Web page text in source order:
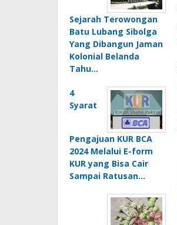
Sejarah Terowongan
Batu Lubang Sibolga
Yang Dibangun Jaman
Kolonial Belanda
Tahu…
4
Syarat
Pengajuan KUR BCA
2024 Melalui E-form
KUR yang Bisa Cair
Sampai Ratusan…